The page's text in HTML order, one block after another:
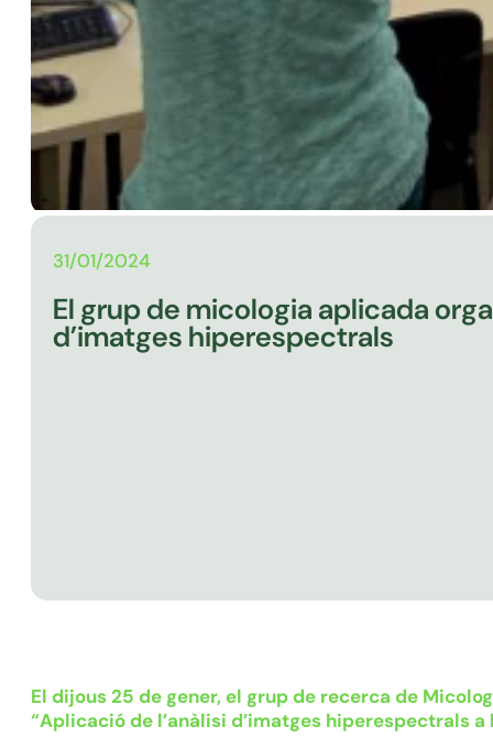
31/01/2024
El grup de micologia aplicada
d’imatges hiperespectrals
El dijous 25 de gener, el grup de recerca de
“Aplicació de l’anàlisi d’imatges hiperespectrals